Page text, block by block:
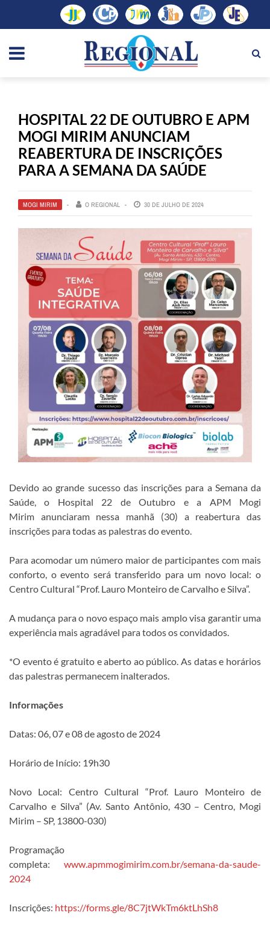
HOSPITAL 22 DE OUTUBRO E APM
MOGI MIRIM ANUNCIAM
REABERTURA DE INSCRIÇÕES
PARA A SEMANA DA SAÚDE
MOGI MIRIM O REGIONAL 30 DE JULHO DE 2024
Devido ao grande sucesso das inscrições para a Semana da
Saúde, o Hospital 22 de Outubro e a APM Mogi
Mirim anunciaram nessa manhã (30) a reabertura das
inscrições para todas as palestras do evento.
Para acomodar um número maior de participantes com mais
conforto, o evento será transferido para um novo local: o
Centro Cultural “Prof. Lauro Monteiro de Carvalho e Silva”.
A mudança para o novo espaço mais amplo visa garantir uma
experiência mais agradável para todos os convidados.
*O evento é gratuito e aberto ao público. As datas e horários
das palestras permanecem inalterados.
Informações
Datas: 06, 07 e 08 de agosto de 2024
Horário de Início: 19h30
Novo Local: Centro Cultural “Prof. Lauro Monteiro de
Carvalho e Silva” (Av. Santo Antônio, 430 – Centro, Mogi
Mirim – SP, 13800-030)
Programação
completa: www.apmmogimirim.com.br/semana-da-saude-
2024
Inscrições: https://forms.gle/8C7jtWkTm6ktLhSh8